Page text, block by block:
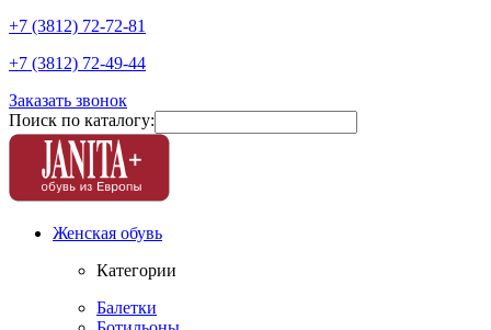
+7 (3812) 72-72-81
+7 (3812) 72-49-44
Заказать звонок
Поиск по каталогу:
Женская обувь
Категории
Балетки